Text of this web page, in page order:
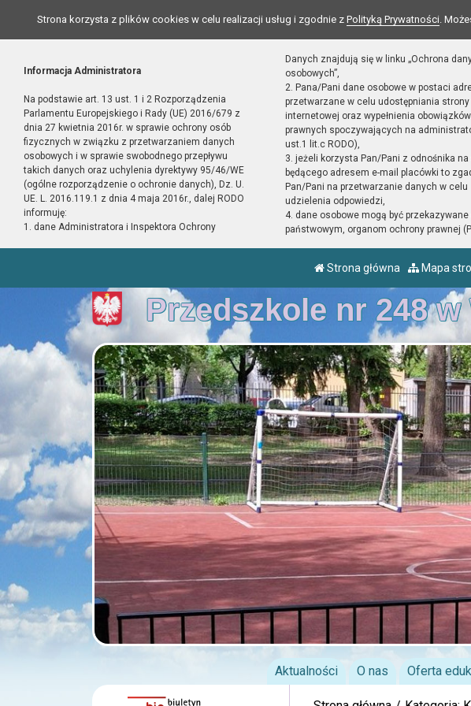
Strona korzysta z plików cookies w celu realizacji usług i zgodnie z Polityką Prywatności.
Informacja Administratora
Na podstawie art. 13 ust. 1 i 2 Rozporządzenia
Parlamentu Europejskiego i Rady (UE) 2016/679 z
dnia 27 kwietnia 2016r. w sprawie ochrony osób
fizycznych w związku z przetwarzaniem danych
osobowych i w sprawie swobodnego przepływu
takich danych oraz uchylenia dyrektywy 95/46/WE
(ogólne rozporządzenie o ochronie danych), Dz. U.
UE. L. 2016.119.1 z dnia 4 maja 2016r., dalej RODO
informuję:
1. dane Administratora i Inspektora Ochrony
Danych znajdują się w linku „Ochrona
osobowych”,
2. Pana/Pani dane osobowe w postaci
przetwarzane w celu udostępniania strony
internetowej oraz wypełnienia obowiązków
prawnych spoczywających na
ust.1 lit.c RODO),
3. jeżeli korzysta Pan/Pani z odnośnika
będącego adresem e-mail placówki to
Pan/Pani na przetwarzanie danych w celu
udzielenia odpowiedzi,
4. dane osobowe mogą być
państwowym, organom ochrony prawnej
Strona główna Mapa
Przedszkole nr 248 w
Aktualności O nas Oferta